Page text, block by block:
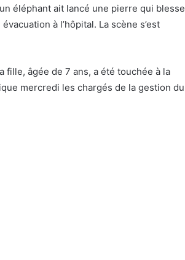
éléphant ait lancé une pierre qui blesse
à l’hôpital. La scène s’est
fille, âgée de 7 ans, a été touchée à la
mercredi les chargés de la gestion du